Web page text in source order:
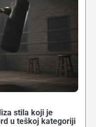
stila koji je
u teškoj kategoriji